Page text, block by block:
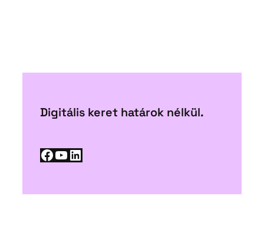
Digitális keret határok nélkül.
Facebook
YouTube
LinkedIn